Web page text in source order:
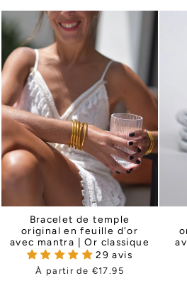
Bracelet de temple
original en feuille d'or
avec mantra | Or classique
29 avis
À partir de €17.95